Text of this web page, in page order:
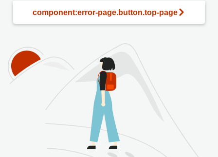
component:error-page.button.top-page